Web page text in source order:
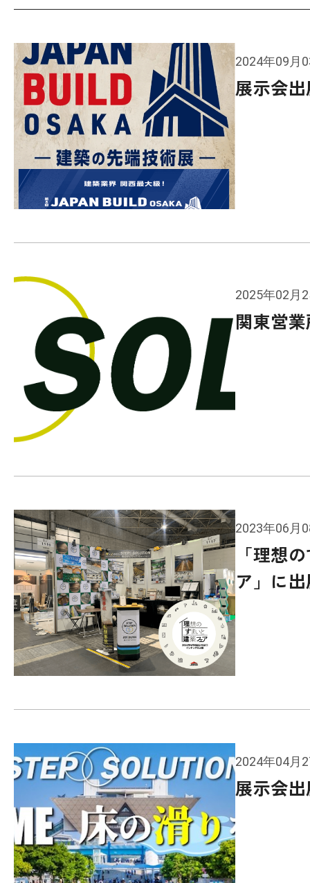
2024年09月
展示会
2025年02月
関東営
2023年06月
「理想
ア」に
2024年04月
展示会